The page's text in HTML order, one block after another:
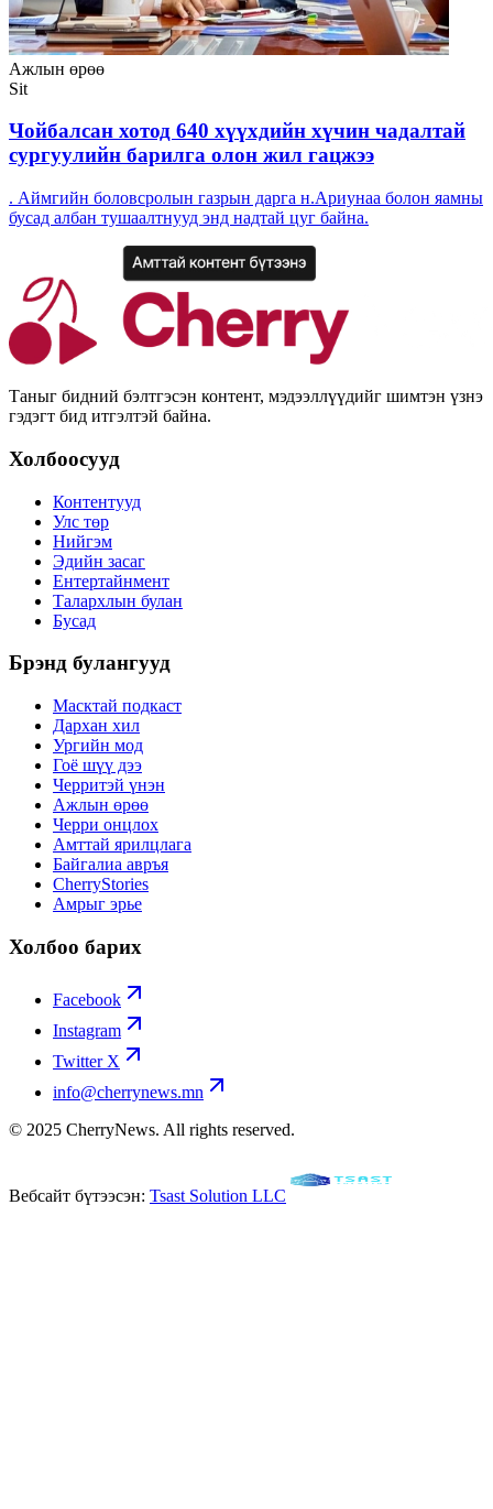
Ажлын өрөө
Sit
Чойбалсан хотод 640 хүүхдийн хүчин чадалтай
сургуулийн барилга олон жил гацжээ
. Аймгийн боловсролын газрын дарга н.Ариунаа болон яамны
бусад албан тушаалтнууд энд надтай цуг байна.
Таныг бидний бэлтгэсэн контент, мэдээллүүдийг шимтэн үзнэ
гэдэгт бид итгэлтэй байна.
Холбоосууд
Контентууд
Улс төр
Нийгэм
Эдийн засаг
Ентертайнмент
Талархлын булан
Бусад
Брэнд булангууд
Масктай подкаст
Дархан хил
Ургийн мод
Гоё шүү дээ
Черритэй үнэн
Ажлын өрөө
Черри онцлох
Амттай ярилцлага
Байгалиа авръя
CherryStories
Амрыг эрье
Холбоо барих
Facebook
Instagram
Twitter X
info@cherrynews.mn
© 2025 CherryNews. All rights reserved.
Вебсайт бүтээсэн: Tsast Solution LLC